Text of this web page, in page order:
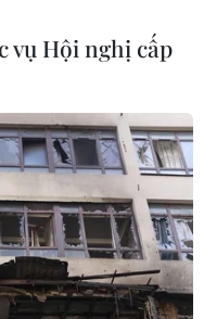
vụ Hội nghị cấp